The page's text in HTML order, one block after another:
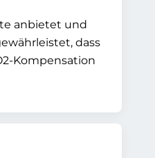
anbietet und
dass
Kompensation